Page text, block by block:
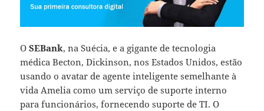
OSEBank, na Suécia, e a gigante de tecnologia
médica Becton, Dickinson, nos Estados Unidos, estão
usando o avatar de agente inteligente semelhante à
vida Amelia como um serviço de suporte interno
para funcionários, fornecendo suporte de TI. O